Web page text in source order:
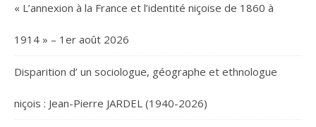
« L’annexion à la France et l’identité niçoise de 1860 à
1914 » – 1er août 2026
Disparition d’ un sociologue, géographe et ethnologue
niçois : Jean-Pierre JARDEL (1940-2026)